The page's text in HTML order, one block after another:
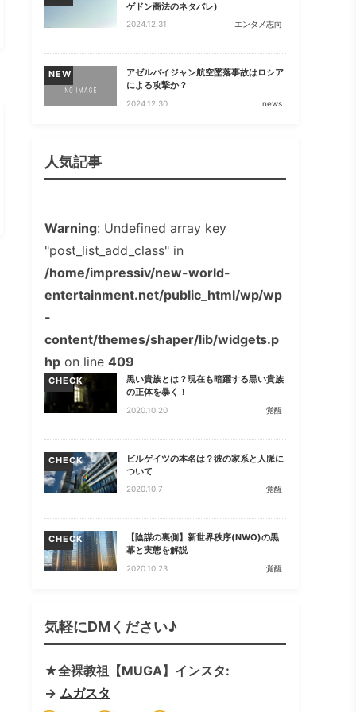
ゲドン商法のネタバレ)
2024.12.31 エンタメ志向
NEW
アゼルバイジャン航空墜落事故はロシア
による攻撃か？
2024.12.30 news
人気記事
Warning: Undefined array key
"post_list_add_class" in
/home/impressiv/new-world-
entertainment.net/public_html/wp/wp
-
content/themes/shaper/lib/widgets.p
hpon line 409
CHECK
黒い貴族とは？現在も暗躍する黒い貴族
の正体を暴く！
2020.10.20 覚醒
CHECK
ビルゲイツの本名は？彼の家系と人脈に
ついて
2020.10.7 覚醒
CHECK
【陰謀の裏側】新世界秩序(NWO)の黒
幕と実態を解説
2020.10.23 覚醒
気軽にDMください♪
★全裸教祖【MUGA】インスタ:
→ ムガスタ